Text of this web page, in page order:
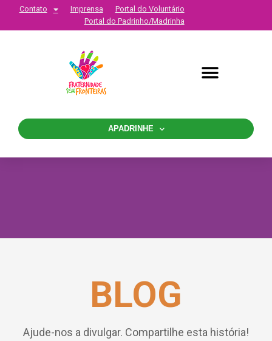
Contato Imprensa
Portal do Voluntário
Portal do Padrinho/Madrinha
APADRINHE
BLOG
Ajude-nos a divulgar. Compartilhe esta história!